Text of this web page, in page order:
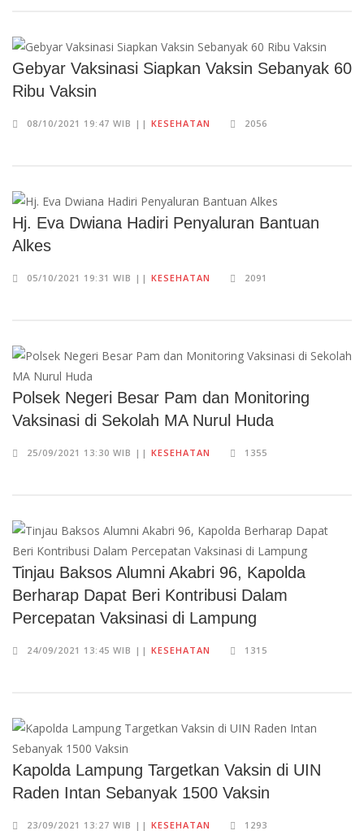
Gebyar Vaksinasi Siapkan Vaksin Sebanyak 60
Ribu Vaksin
08/10/2021 19:47 WIB || KESEHATAN 2056
Hj. Eva Dwiana Hadiri Penyaluran Bantuan
Alkes
05/10/2021 19:31 WIB || KESEHATAN 2091
Polsek Negeri Besar Pam dan Monitoring
Vaksinasi di Sekolah MA Nurul Huda
25/09/2021 13:30 WIB || KESEHATAN 1355
Tinjau Baksos Alumni Akabri 96, Kapolda
Berharap Dapat Beri Kontribusi Dalam
Percepatan Vaksinasi di Lampung
24/09/2021 13:45 WIB || KESEHATAN 1315
Kapolda Lampung Targetkan Vaksin di UIN
Raden Intan Sebanyak 1500 Vaksin
23/09/2021 13:27 WIB || KESEHATAN 1293